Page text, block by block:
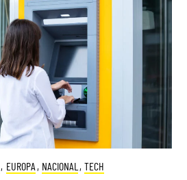
, EUROPA , NACIONAL , TECH